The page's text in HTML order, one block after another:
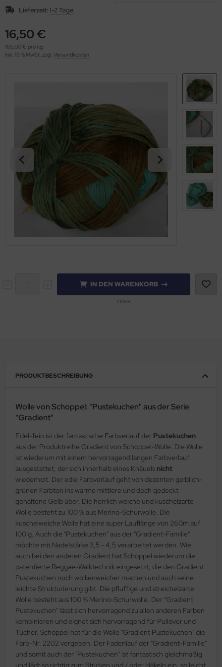
Lieferzeit: 1-2 Tage
16,50 €
165,00 € pro kg
inkl. 19 % MwSt. zzgl. Versandkosten
IN DEN WARENKORB
ODER
PRODUKTBESCHREIBUNG
Wolle von Schoppel: "Pustekuchen" aus der Serie
"Gradient"
Edel-fein ist der fantastische Farbverlauf der Pustekuchen
aus der Produktreihe Gradient von Schoppel-Wolle. Die Wolle
ist wiederum mit einem hervorragend langen Farbverlauf
ausgestattet, der sich innerhalb eines Knäuels nicht
wiederholt. Der edle Farbverlauf geht von dezenten gelblich-
grünen Farbton ins warme mittlere und doch gedeckt
gehaltene Gelb über. Die herrlich weiche und kuschelzarte
Wolle besteht zu 100 % aus Merino-Schurwolle. Die
kuschelweiche Wolle hat eine super Lauflänge von 260m auf
100 g. Auch die "Pustekuchen" aus der "Gradient-Familie"
möchte mit Nadelstärke 3,5 - 4,5 verarbeitet werden. Wie
auch bei den anderen Gradient hat Schoppel wiederum die
patentierte Reggae-Walktechnik eingesetzt, die den Gradient
Pustekuchen noch wolkenweicher machen und auch seine
leichte Strukturierung gibt. Die pfluffige und streichelzarte
Wolle besteht aus 100 % Merino-Schurwolle. Der "Gradient
Pustekuchen" lässt sich hervorragend zu allen anderen Farben
kombinieren und eignet sich hervorragend für Pullover und
Tücher. Schoppel hat für die Wolle "Gradient Pustekuchen" die
Farb-Nr. 2202 vergeben. Der Fadenlauf der "Gradient-Familie"
und somit auch der "Pustekuchen" ist fantastisch gleichmäßig
und lädt so richtig zum Stricken und / oder Häkeln ein, so leicht
(276)